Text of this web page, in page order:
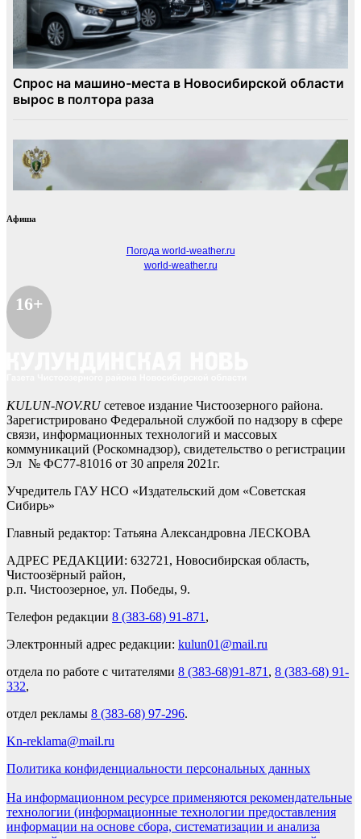
Афиша
Погода world-weather.ru
world-weather.ru
16+
KULUN-NOV.RUсетевое издание Чистоозерного района.
Зарегистрировано Федеральной службой по надзору в сфере
связи, информационных технологий и массовых
коммуникаций (Роскомнадзор), свидетельство о регистрации
Эл № ФС77-81016 от 30 апреля 2021г.
Учредитель ГАУ НСО «Издательский дом «Советская
Сибирь»
Главный редактор: Татьяна Александровна ЛЕСКОВА
АДРЕС РЕДАКЦИИ: 632721, Новосибирская область,
Чистоозёрный район,
р.п. Чистоозерное, ул. Победы, 9.
Телефон редакции 8 (383-68) 91-871 ,
Электронный адрес редакции: kulun01@mail.ru
отдела по работе с читателями 8 (383-68)91-871 , 8 (383-68) 91-
332,
отдел рекламы 8 (383-68) 97-296.
Kn-reklama@mail.ru
Политика конфиденциальности персональных данных
На информационном ресурсе применяются рекомендательные
технологии (информационные технологии предоставления
информации на основе сбора, систематизации и анализа